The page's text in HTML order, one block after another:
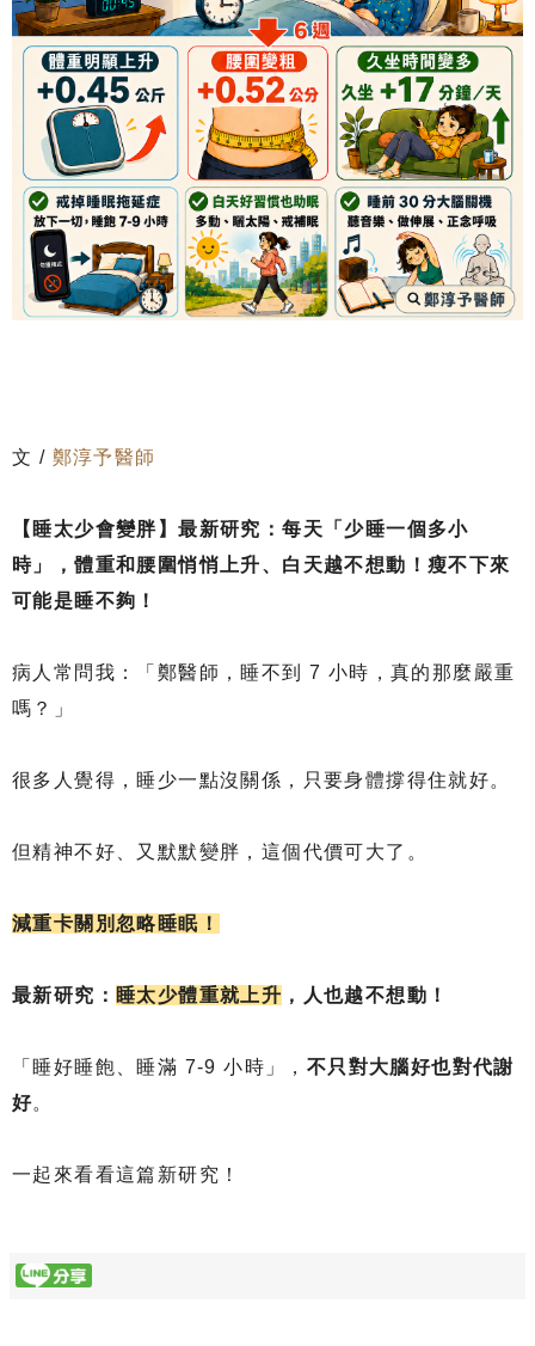
文 / 鄭淳予醫師
【睡太少會變胖】最新研究：每天「少睡一個多小
時」，體重和腰圍悄悄上升、白天越不想動！瘦不下來
可能是睡不夠！
病人常問我：「鄭醫師，睡不到 7 小時，真的那麼嚴重
嗎？」
很多人覺得，睡少一點沒關係，只要身體撐得住就好。
但精神不好、又默默變胖，這個代價可大了。
減重卡關別忽略睡眠！
最新研究： 睡太少體重就上升 ，人也越不想動！
「睡好睡飽、睡滿 7-9 小時」， 不只對大腦好也對代謝
好。
一起來看看這篇新研究！